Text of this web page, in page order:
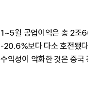
1~5월 공업이익은 총 2조
-20.6%보다 다소 호전됐
수익성이 악화한 것은 중국